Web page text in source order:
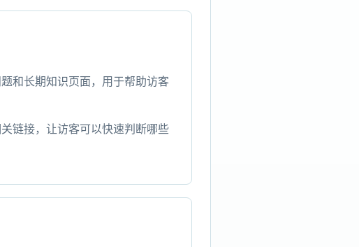
和长期知识页面，用于帮助访客
链接，让访客可以快速判断哪些